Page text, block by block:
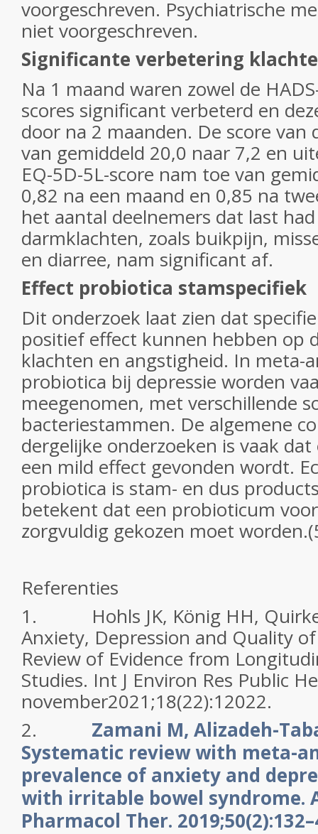
voorgeschreven. Psychiatrische
niet voorgeschreven.
Significante verbetering
Na 1 maand waren zowel de
scores significant verbeterd en
door na 2 maanden. De score van
van gemiddeld 20,0 naar 7,2 en
EQ-5D-5L-score nam toe van
0,82 na een maand en 0,85 na
het aantal deelnemers dat last
darmklachten, zoals buikpijn,
en diarree, nam significant af.
Effect probiotica stamspecifiek
Dit onderzoek laat zien dat
positief effect kunnen hebben op
klachten en angstigheid. In meta-
probiotica bij depressie worden
meegenomen, met verschillende
bacteriestammen. De algemene
dergelijke onderzoeken is vaak
een mild effect gevonden wordt.
probiotica is stam- en dus
betekent dat een probioticum
zorgvuldig gekozen moet
Referenties
1. Hohls JK, König HH, Quirke
Anxiety, Depression and Quality
Review of Evidence from
Studies. Int J Environ Res Public
november2021;18(22):12022.
2. Zamani M, Alizadeh-
Systematic review with meta-
prevalence of anxiety and
with irritable bowel syndrome.
Pharmacol Ther.